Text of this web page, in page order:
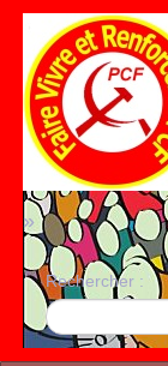
»
Rechercher :